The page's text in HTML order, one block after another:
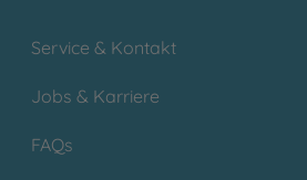
Service & Kontakt
Jobs & Karriere
FAQs